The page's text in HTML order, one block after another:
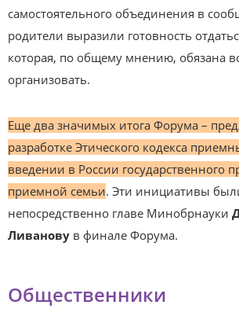
самостоятельного объединения в
родители выразили готовность
которая, по общему мнению, обязана
организовать.
Еще два значимых итога Форума –
разработке Этического кодекса
введении в России государственного
приемной семьи. Эти инициативы
непосредственно главе Минобрнауки
Ливанову в финале Форума.
Общественники